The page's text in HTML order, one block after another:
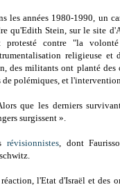
les années 1980-1990, un
qu'Edith Stein, sur le site
protesté contre "la
religieuse et
des militants ont planté des
de polémiques, et
que les derniers
surgissent ».
révisionnistes, dont
l'Etat d'Israël et des